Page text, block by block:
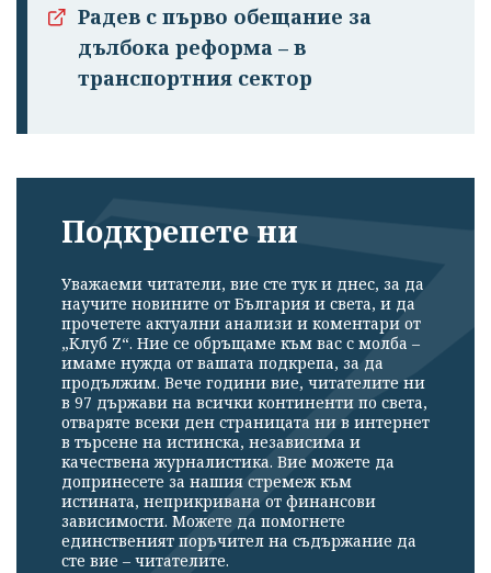
Радев с първо обещание за
дълбока реформа – в
транспортния сектор
Подкрепете ни
Уважаеми читатели, вие сте тук и днес, за да
научите новините от България и света, и да
прочетете актуални анализи и коментари от
„Клуб Z“. Ние се обръщаме към вас с молба –
имаме нужда от вашата подкрепа, за да
продължим. Вече години вие, читателите ни
в 97 държави на всички континенти по света,
отваряте всеки ден страницата ни в интернет
в търсене на истинска, независима и
качествена журналистика. Вие можете да
допринесете за нашия стремеж към
истината, неприкривана от финансови
зависимости. Можете да помогнете
единственият поръчител на съдържание да
сте вие – читателите.